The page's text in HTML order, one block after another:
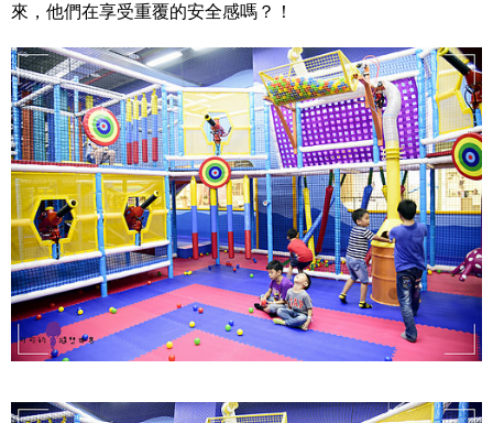
來，他們在享受重覆的安全感嗎？！